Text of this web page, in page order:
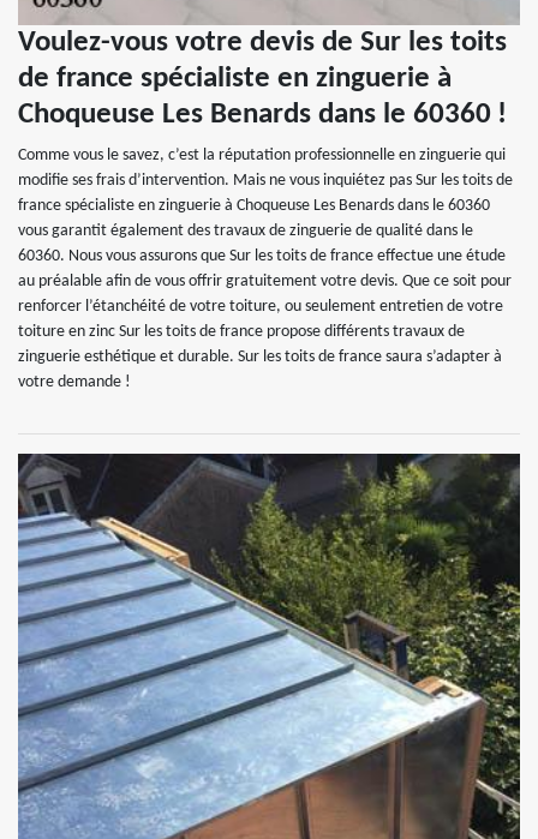
Voulez-vous votre devis de Sur les toits
de france spécialiste en zinguerie à
Choqueuse Les Benards dans le 60360 !
Comme vous le savez, c’est la réputation professionnelle en zinguerie qui
modifie ses frais d’intervention. Mais ne vous inquiétez pas Sur les toits de
france spécialiste en zinguerie à Choqueuse Les Benards dans le 60360
vous garantit également des travaux de zinguerie de qualité dans le
60360. Nous vous assurons que Sur les toits de france effectue une étude
au préalable afin de vous offrir gratuitement votre devis. Que ce soit pour
renforcer l’étanchéité de votre toiture, ou seulement entretien de votre
toiture en zinc Sur les toits de france propose différents travaux de
zinguerie esthétique et durable. Sur les toits de france saura s’adapter à
votre demande !